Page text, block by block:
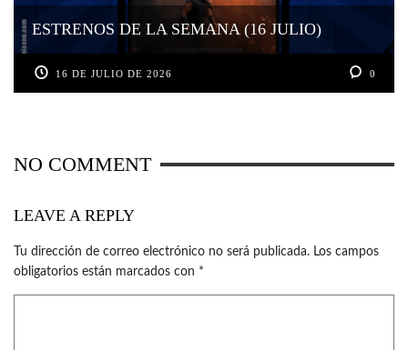
ESTRENOS DE LA SEMANA (16 JULIO)
16 DE JULIO DE 2026 0
NO COMMENT
LEAVE A REPLY
Tu dirección de correo electrónico no será publicada. Los campos
obligatorios están marcados con *